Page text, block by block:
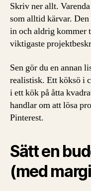
Skriv ner allt.
som alltid kärvar.
in och aldrig kommer
viktigaste
Sen gör du en annan
realistisk. Ett köksö i
i ett kök på åtta
handlar om att lösa
Pinterest.
Sätt en
(med